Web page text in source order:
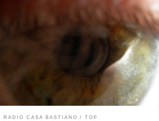
Curiosi di sapere tra i dischi aggiunti alla libreria di
iTunes di Casa Bastiano nel 2013 quali sono stati quelli
più suonati? Ecco una lista con link dei 25 dischi del
2013 più ascoltati in tutti i dispositivi di Casa Bastiano
(tra parentesi il numero di volte) e, dopo, la […]
RADIO CASA BASTIANO TOP